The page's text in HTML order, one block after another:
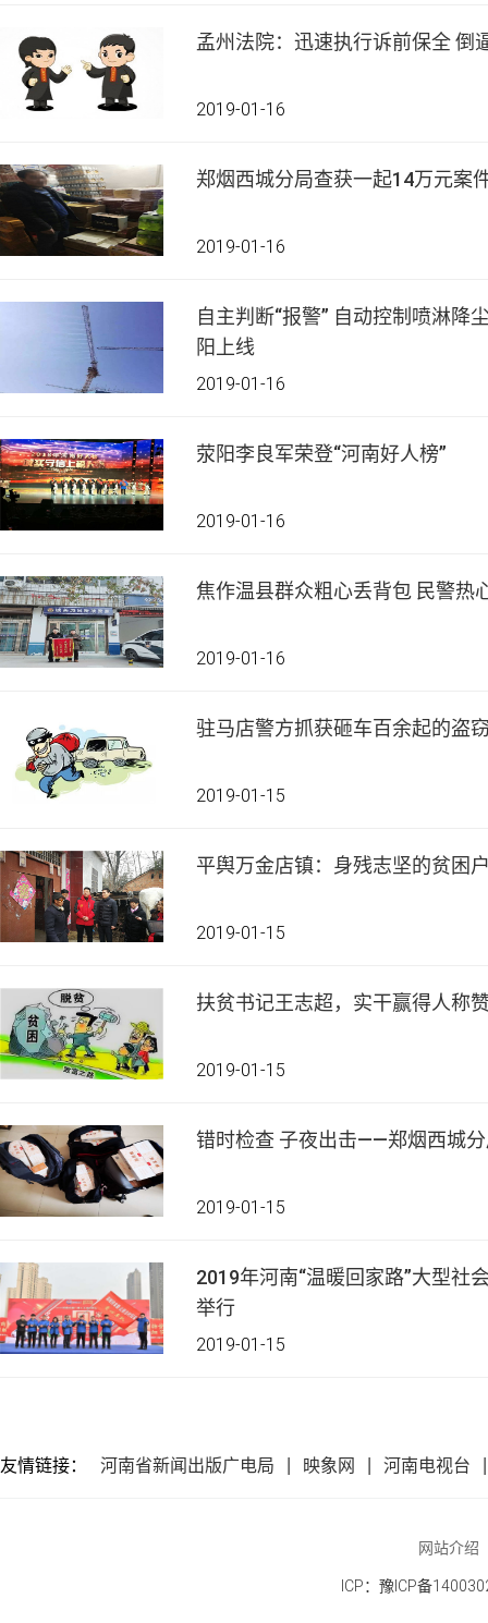
孟州法院：迅速执行诉前保全 倒
2019-01-16
郑烟西城分局查获一起14万元案
2019-01-16
自主判断“报警” 自动控制喷淋降尘——首个智能化降尘系统荥
阳上线
2019-01-16
荥阳李良军荣登“河南好人榜”
2019-01-16
焦作温县群众粗心丢背包 民警热
2019-01-16
驻马店警方抓获砸车百余起的盗
2019-01-15
平舆万金店镇：身残志坚的贫困
2019-01-15
扶贫书记王志超，实干赢得人称
2019-01-15
错时检查 子夜出击——郑烟西城
2019-01-15
2019年河南“温暖回家路”大型社
举行
2019-01-15
友情链接： 河南省新闻出版广电局 映象网 河南电视台
网站介绍
ICP：豫ICP备